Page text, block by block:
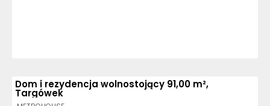
Dom i rezydencja wolnostojący 91,00 m²,
Targówek